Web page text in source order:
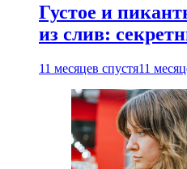
Густое и
из слив:
11 месяцев спустя11